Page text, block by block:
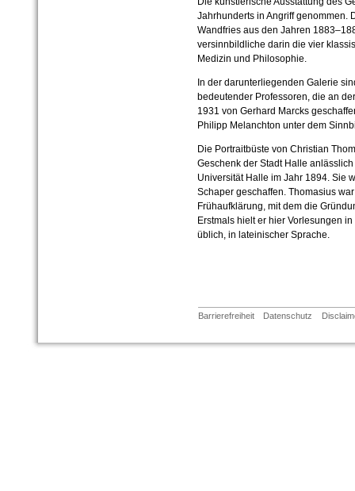
Jahrhunderts in Angriff genommen.
Wandfries aus den Jahren
versinnbildliche darin die vier
Medizin und Philosophie.
In der darunterliegenden Galerie
bedeutender Professoren, die an
1931 von Gerhard Marcks
Philipp Melanchton unter dem
Die Portraitbüste von Christian
Geschenk der Stadt Halle
Universität Halle im Jahr 1894. Sie
Schaper geschaffen. Thomasius
Frühaufklärung, mit dem die
Erstmals hielt er hier Vorlesungen
üblich, in lateinischer Sprache.
Barrierefreiheit Datenschutz